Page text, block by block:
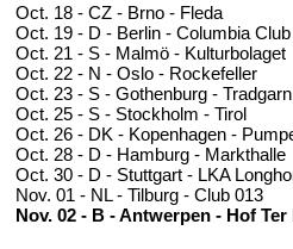
Oct. 18 - CZ - Brno - Fleda
Oct. 19 - D - Berlin - Columbia Club
Oct. 21 - S - Malmö - Kulturbolaget
Oct. 22 - N - Oslo - Rockefeller
Oct. 23 - S - Gothenburg - Tradgarn
Oct. 25 - S - Stockholm - Tirol
Oct. 26 - DK - Kopenhagen -
Oct. 28 - D - Hamburg - Markthalle
Oct. 30 - D - Stuttgart - LKA
Nov. 01 - NL - Tilburg - Club 013
Nov. 02 - B - Antwerpen - Hof Ter